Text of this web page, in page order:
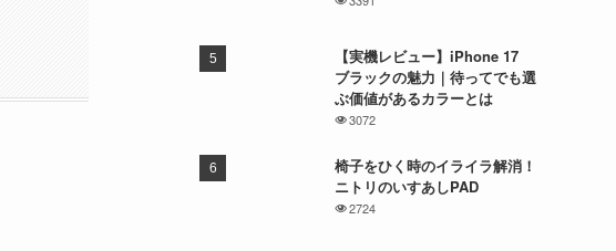
【実機レビュー】iPhone 17
ブラックの魅力｜待ってでも選
ぶ価値があるカラーとは
3072
椅子をひく時のイライラ解消！
ニトリのいすあしPAD
2724